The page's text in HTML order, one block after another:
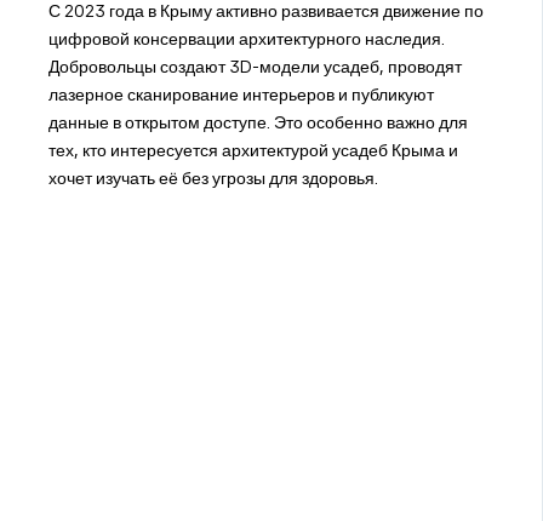
С 2023 года в Крыму активно развивается движение по
цифровой консервации архитектурного наследия.
Добровольцы создают 3D-модели усадеб, проводят
лазерное сканирование интерьеров и публикуют
данные в открытом доступе. Это особенно важно для
тех, кто интересуется архитектурой усадеб Крыма и
хочет изучать её без угрозы для здоровья.